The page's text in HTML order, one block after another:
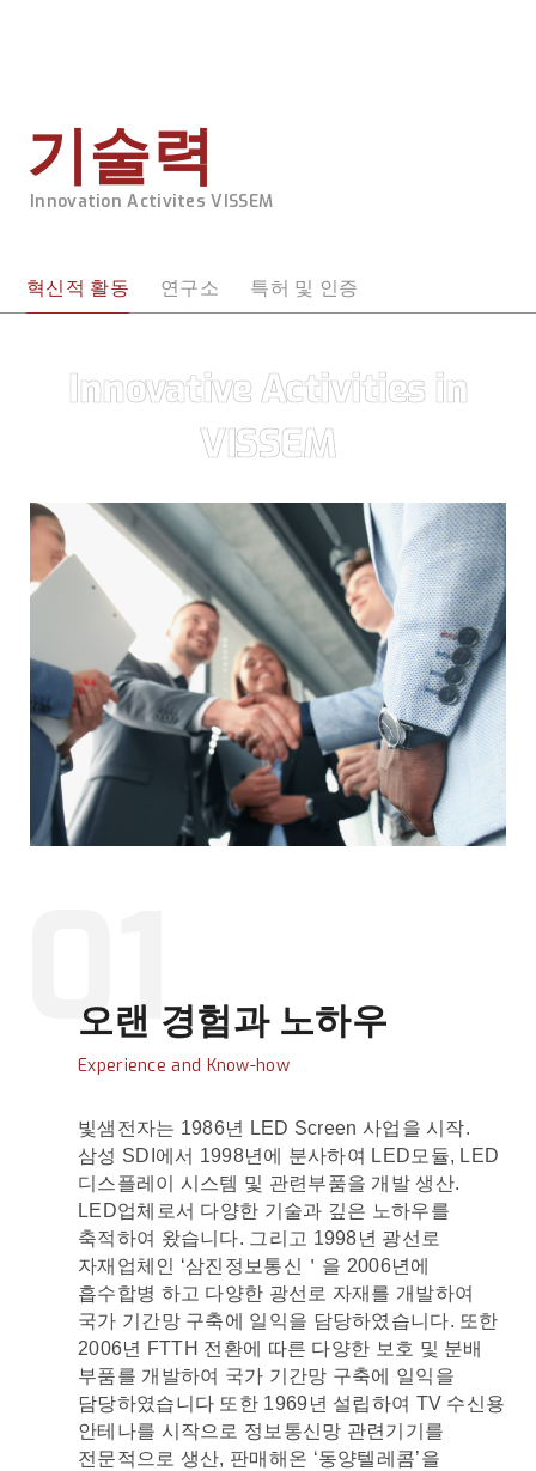
기술력
Innovation Activites VISSEM
혁신적 활동 연구소 특허 및 인증
Innovative Activities in
VISSEM
01
오랜 경험과 노하우
Experience and Know-how
빛샘전자는 1986년 LED Screen 사업을 시작.
삼성 SDI에서 1998년에 분사하여 LED모듈, LED
디스플레이 시스템 및 관련부품을 개발 생산.
LED업체로서 다양한 기술과 깊은 노하우를
축적하여 왔습니다. 그리고 1998년 광선로
자재업체인 ‘삼진정보통신＇을 2006년에
흡수합병 하고 다양한 광선로 자재를 개발하여
국가 기간망 구축에 일익을 담당하였습니다. 또한
2006년 FTTH 전환에 따른 다양한 보호 및 분배
부품를 개발하여 국가 기간망 구축에 일익을
담당하였습니다 또한 1969년 설립하여 TV 수신용
안테나를 시작으로 정보통신망 관련기기를
전문적으로 생산, 판매해온 ‘동양텔레콤’을